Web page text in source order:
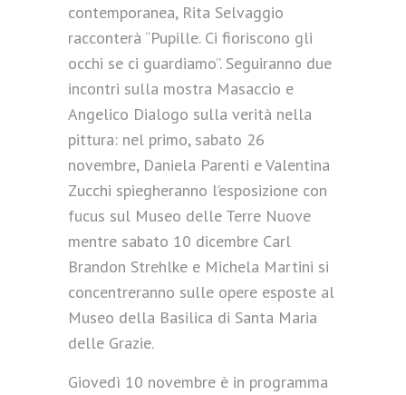
contemporanea, Rita Selvaggio
racconterà “Pupille. Ci fioriscono gli
occhi se ci guardiamo”. Seguiranno due
incontri sulla mostra Masaccio e
Angelico Dialogo sulla verità nella
pittura: nel primo, sabato 26
novembre, Daniela Parenti e Valentina
Zucchi spiegheranno l’esposizione con
fucus sul Museo delle Terre Nuove
mentre sabato 10 dicembre Carl
Brandon Strehlke e Michela Martini si
concentreranno sulle opere esposte al
Museo della Basilica di Santa Maria
delle Grazie.
Giovedì 10 novembre è in programma